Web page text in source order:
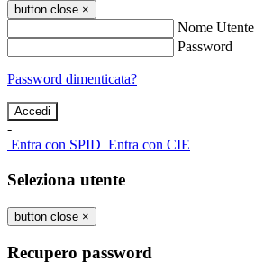
button close ×
Nome Utente
Password
Password dimenticata?
-
Entra con SPID Entra con CIE
Seleziona utente
button close ×
Recupero password